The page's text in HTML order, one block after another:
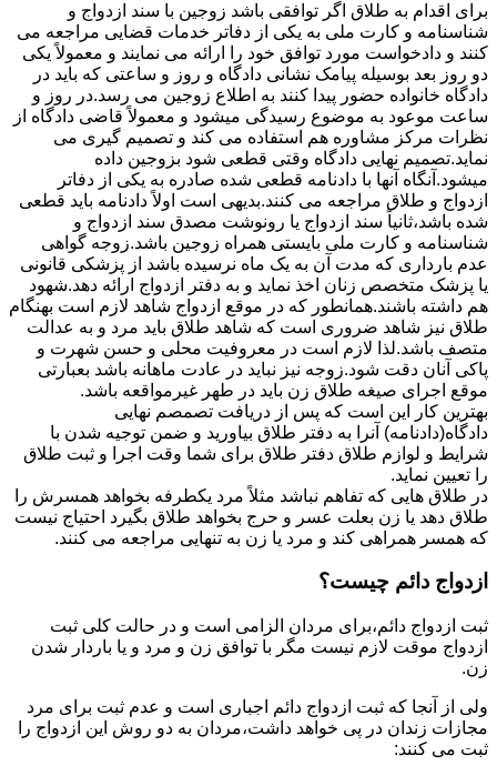
برای اقدام به طلاق اگر توافقی باشد زوجین با سند ازدواج و
شناسنامه و کارت ملی به یکی از دفاتر خدمات قضایی مراجعه می
کنند و دادخواست مورد توافق خود را ارائه می نمایند و معمولاً یکی
دو روز بعد بوسیله پیامک نشانی دادگاه و روز و ساعتی که باید در
دادگاه خانواده حضور پیدا کنند به اطلاع زوجین می رسد.در روز و
ساعت موعود به موضوع رسیدگی میشود و معمولاً قاضی دادگاه از
نظرات مرکز مشاوره هم استفاده می کند و تصمیم گیری می
نماید.تصمیم نهایی دادگاه وقتی قطعی شود بزوجین داده
میشود.آنگاه آنها با دادنامه قطعی شده صادره به یکی از دفاتر
ازدواج و طلاق مراجعه می کنند.بدیهی است اولاً دادنامه باید قطعی
شده باشد،ثانیاً سند ازدواج یا رونوشت مصدق سند ازدواج و
شناسنامه و کارت ملی بایستی همراه زوجین باشد.زوجه گواهی
عدم بارداری که مدت آن به یک ماه نرسیده باشد از پزشکی قانونی
یا پزشک متخصص زنان اخذ نماید و به دفتر ازدواج ارائه دهد.شهود
هم داشته باشند.همانطور که در موقع ازدواج شاهد لازم است بهنگام
طلاق نیز شاهد ضروری است که شاهد طلاق باید مرد و به عدالت
متصف باشد.لذا لازم است در معروفیت محلی و حسن شهرت و
پاکی آنان دقت شود.زوجه نیز نباید در عادت ماهانه باشد بعبارتی
موقع اجرای صیغه طلاق زن باید در طهر غیرمواقعه باشد.
بهترین کار این است که پس از دریافت تصمصم نهایی
دادگاه(دادنامه) آنرا به دفتر طلاق بیاورید و ضمن توجیه شدن با
شرایط و لوازم طلاق دفتر طلاق برای شما وقت اجرا و ثبت طلاق
را تعیین نماید.
در طلاق هایی که تفاهم نباشد مثلاً مرد یکطرفه بخواهد همسرش را
طلاق دهد یا زن بعلت عسر و حرج بخواهد طلاق بگیرد احتیاج نیست
که همسر همراهی کند و مرد یا زن به تنهایی مراجعه می کنند.
ازدواج دائم چیست؟
ثبت ازدواج دائم،برای مردان الزامی است و در حالت کلی ثبت
ازدواج موقت لازم نیست مگر با توافق زن و مرد و یا باردار شدن
زن.
ولی از آنجا که ثبت ازدواج دائم اجباری است و عدم ثبت برای مرد
مجازات زندان در پی خواهد داشت،مردان به دو روش این ازدواج را
ثبت می کنند: